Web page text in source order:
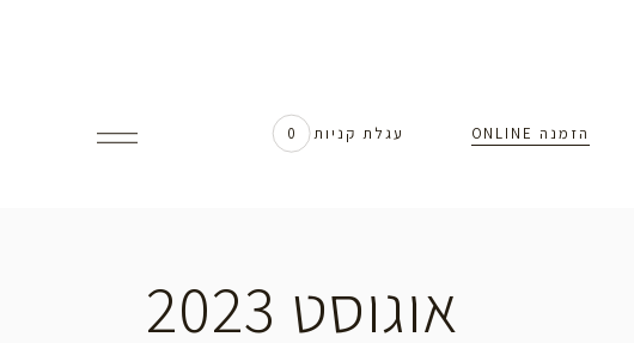
הזמנה ONLINE עגלת קניות 0
אוגוסט 2023